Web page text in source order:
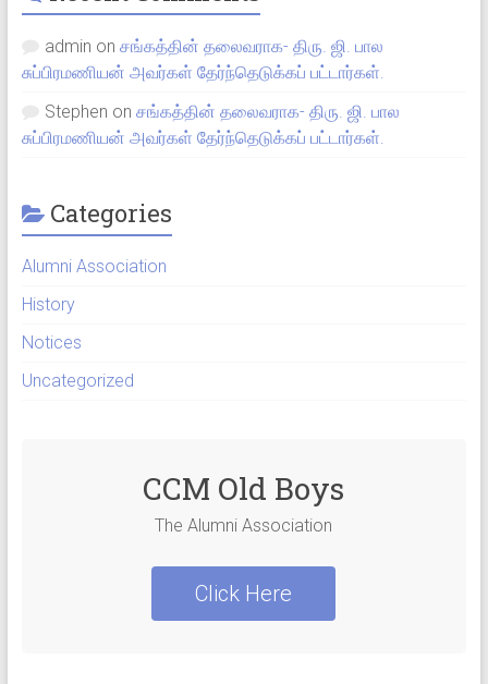
admin on சங்கத்தின் தலைவராக- திரு. ஜி. பால
சுப்பிரமணியன் அவர்கள் தேர்ந்தெடுக்கப் பட்டார்கள்.
Stephen on சங்கத்தின் தலைவராக- திரு. ஜி. பால
சுப்பிரமணியன் அவர்கள் தேர்ந்தெடுக்கப் பட்டார்கள்.
Categories
Alumni Association
History
Notices
Uncategorized
CCM Old Boys
The Alumni Association
Click Here